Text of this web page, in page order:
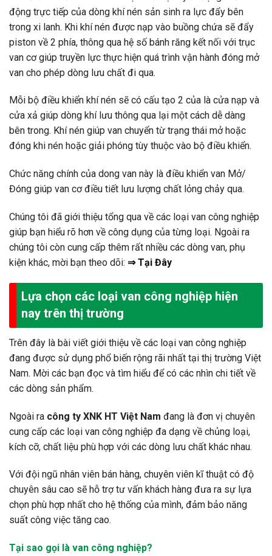
động trực tiếp của dòng khí nén sản sinh ra lực đẩy bên
trong xi lanh. Khi khí nén được nạp vào buồng chứa sẽ đẩy
piston về 2 phía, thông qua hệ số bánh răng kết nối với trục
van cơ giúp truyền lực thực hiện quá trình vận hành đóng mở
van cho phép dòng lưu chất đi qua.
Mỗi bộ điều khiển khí nén sẽ có cấu tạo 2 của là cửa nạp và
cửa xả giúp dòng khí lưu thông qua lại một cách dễ dàng
bên trong. Khí nén giúp van chuyển từ trạng thái mở hoặc
đóng khi nén hoặc giải phóng tùy thuộc vào bộ điều khiển.
Chức năng chính của dong van này là điều khiển van Mở/
Đóng giúp van cơ điều tiết lưu lượng chất lỏng chảy qua.
Chúng tôi đã giới thiệu tổng qua về các loại van công nghiệp
giúp bạn hiểu rõ hơn về công dụng của từng loại. Ngoài ra
chúng tôi còn cung cấp thêm rất nhiều các dòng van, phụ
kiện khác, mời bạn theo dõi: ⇒ Tại Đây
Lựa chọn các loại van công nghiệp hiện
nay trên thị trường
Trên đây là bài viết giới thiệu về các loại van công nghiệp
đang được sử dụng phổ biến rộng rãi nhất tại thị trường Việt
Nam. Mời các bạn đọc và tìm hiểu để có các nhìn chi tiết về
các dòng sản phẩm.
Ngoài ra công ty XNK HT Việt Nam đang là đơn vị chuyên
cung cấp các loại van công nghiệp đa dạng về chủng loại,
kích cỡ, chất liệu phù hợp với các dòng lưu chất khác nhau.
Với đội ngũ nhân viên bán hàng, chuyên viên kĩ thuật có độ
chuyên sâu cao sẽ hỗ trợ tư vấn khách hàng đưa ra sự lựa
chọn phù hợp nhất cho hệ thống của mình, đảm bảo năng
suất công việc tăng cao.
Tại sao gọi là van công nghiệp?